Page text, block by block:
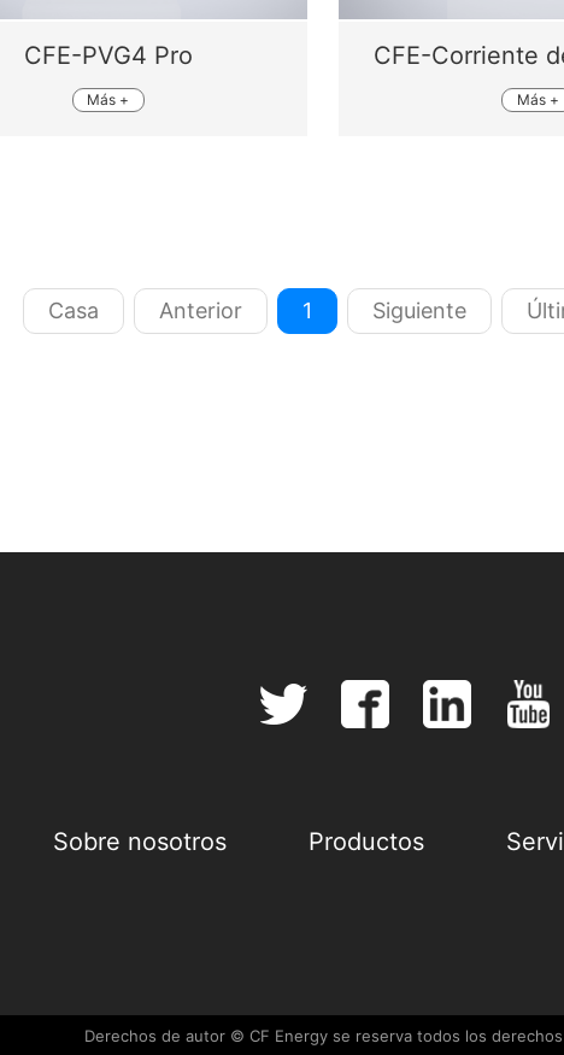
CFE-PVG4 Pro
Más +
CFE-Corriente
Más +
Casa Anterior 1 Siguiente
Sobre nosotros Productos
Derechos de autor © CF Energy se reserva todos los derechos